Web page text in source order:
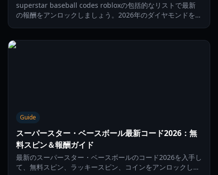
superstar baseball codes robloxの包括的なリストで最新
の報酬をアンロックしましょう。2026年のダイヤモンドを支
Guide
スーパースター・ベースボール最新コード2026：無
料スピン＆報酬ガイド
最新のスーパースター・ベースボールのコード2026を入手し
て、無料スピン、ラッキースピン、コインをアンロックしま